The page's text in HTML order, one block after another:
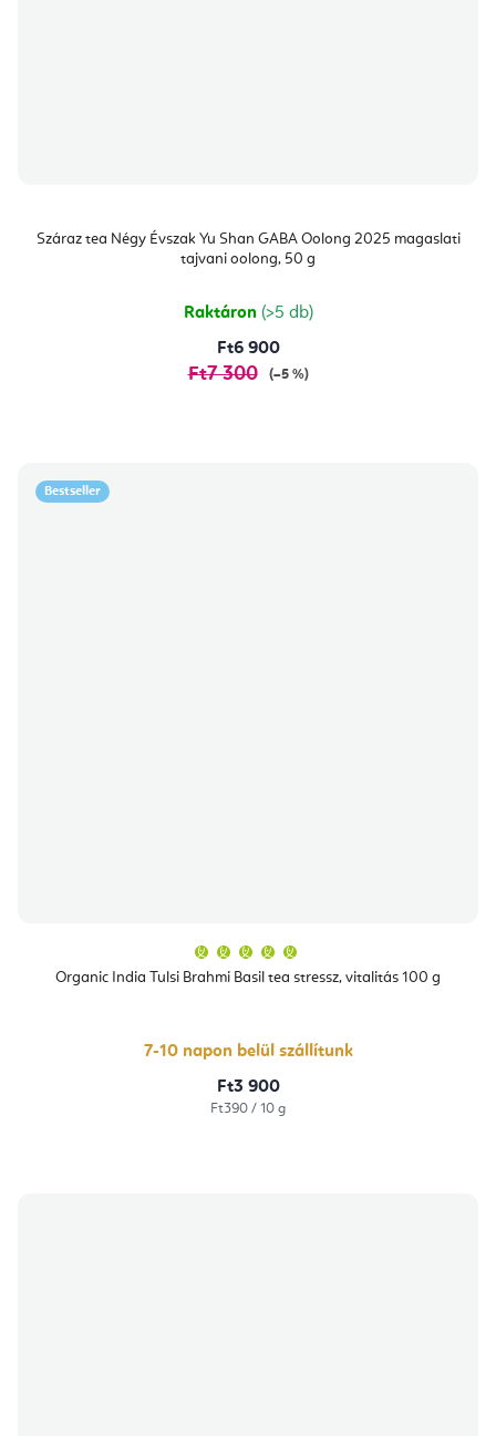
Száraz tea Négy Évszak Yu Shan GABA Oolong 2025 magaslati
tajvani oolong, 50 g
Raktáron (>5 db)
Ft6 900
Ft7 300 (–5 %)
Bestseller
Organic India Tulsi Brahmi Basil tea stressz, vitalitás 100 g
átlagos
értékelése
csillag.
7-10 napon belül szállítunk
Ft3 900
Egységár:
Ft390 / 10 g